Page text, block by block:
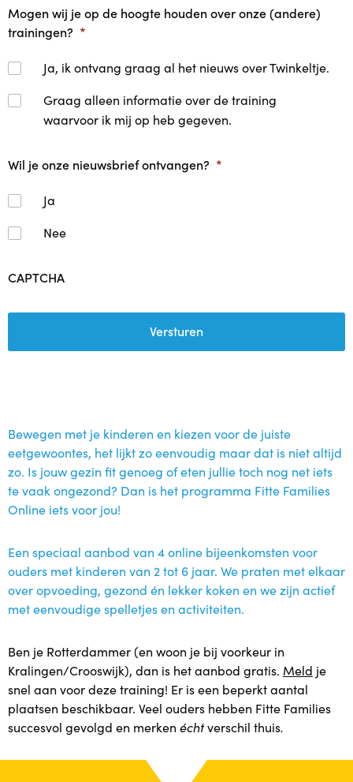
Mogen wij je op de hoogte houden over onze (andere)
trainingen? *
Ja, ik ontvang graag al het nieuws over Twinkeltje.
Graag alleen informatie over de training
waarvoor ik mij op heb gegeven.
Wil je onze nieuwsbrief ontvangen? *
Ja
Nee
CAPTCHA
Bewegen met je kinderen en kiezen voor de juiste
eetgewoontes, het lijkt zo eenvoudig maar dat is niet altijd
zo. Is jouw gezin fit genoeg of eten jullie toch nog net iets
te vaak ongezond? Dan is het programma Fitte Families
Online iets voor jou!
Een speciaal aanbod van 4 online bijeenkomsten voor
ouders met kinderen van 2 tot 6 jaar. We praten met elkaar
over opvoeding, gezond én lekker koken en we zijn actief
met eenvoudige spelletjes en activiteiten.
Ben je Rotterdammer (en woon je bij voorkeur in
Kralingen/Crooswijk), dan is het aanbod gratis. Meld je
snel aan voor deze training! Er is een beperkt aantal
plaatsen beschikbaar. Veel ouders hebben Fitte Families
succesvol gevolgd en merken échtverschil thuis.